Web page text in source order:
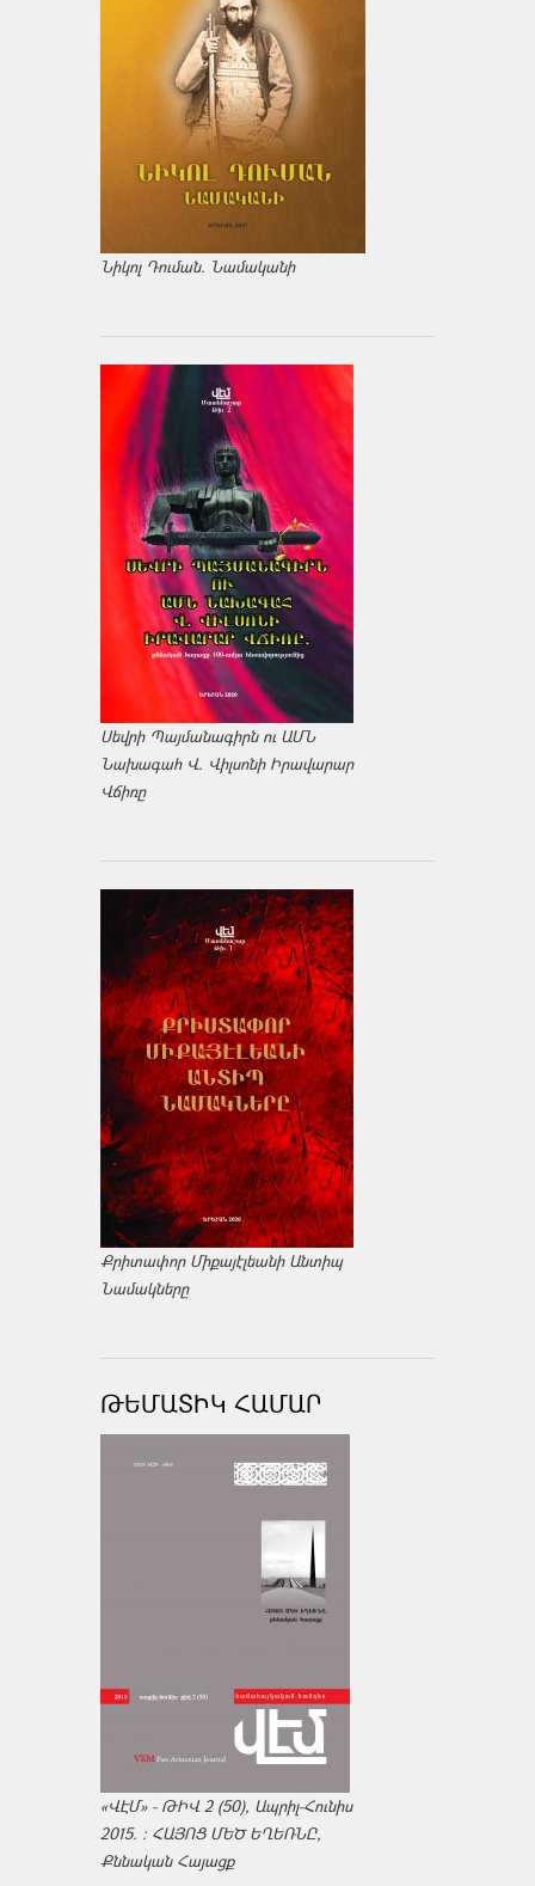
Նիկոլ Դուման. Նամականի
Սեվրի Պայմանագիրն ու ԱՄՆ
Նախագահ Վ. Վիլսոնի Իրավարար
Վճիռը
Քրիտափոր Միքայէլեանի Անտիպ
Նամակները
ԹԵՄԱՏԻԿ ՀԱՄԱՐ
«ՎԷՄ» - ԹԻՎ 2 (50), Ապրիլ-Հունիս
2015. : ՀԱՅՈՑ ՄԵԾ ԵՂԵՌՆԸ,
Քննական Հայացք